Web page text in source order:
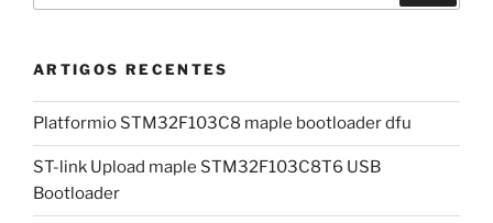
ARTIGOS RECENTES
Platformio STM32F103C8 maple bootloader dfu
ST-link Upload maple STM32F103C8T6 USB
Bootloader